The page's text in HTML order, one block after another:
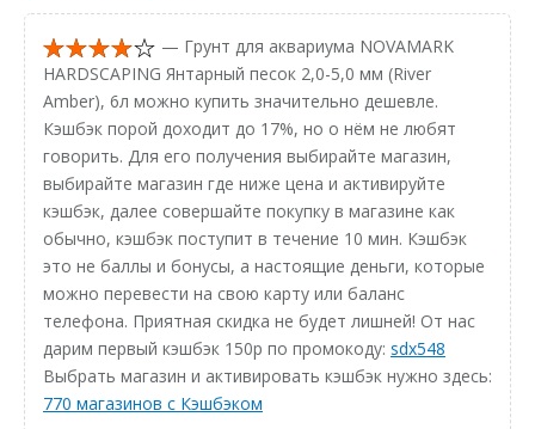
— Грунт для аквариума NOVAMARK
HARDSCAPING Янтарный песок 2,0-5,0 мм (River
Amber), 6л можно купить значительно дешевле.
Кэшбэк порой доходит до 17%, но о нём не любят
говорить. Для его получения выбирайте магазин,
выбирайте магазин где ниже цена и активируйте
кэшбэк, далее совершайте покупку в магазине как
обычно, кэшбэк поступит в течение 10 мин. Кэшбэк
это не баллы и бонусы, а настоящие деньги, которые
можно перевести на свою карту или баланс
телефона. Приятная скидка не будет лишней! От нас
дарим первый кэшбэк 150р по промокоду: sdx548
Выбрать магазин и активировать кэшбэк нужно здесь:
770 магазинов с Кэшбэком